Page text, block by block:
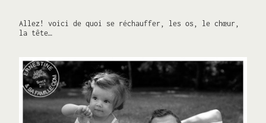
Allez! voici de quoi se réchauffer, les os, le chœur,
la tête…